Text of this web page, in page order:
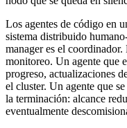
Los agentes de código en
sistema distribuido
manager es el
monitoreo. Un agente que
progreso, actualizaciones
el cluster. Un agente que
la terminación: alcance
eventualmente